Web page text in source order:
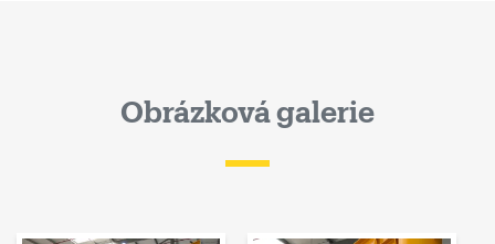
Obrázková galerie